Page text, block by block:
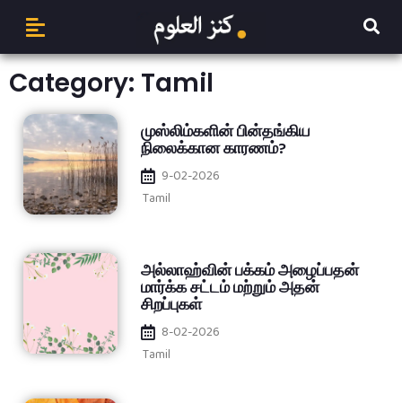
Category: Tamil
முஸ்லிம்களின் பின்தங்கிய
நிலைக்கான காரணம்?
9-02-2026
Tamil
அல்லாஹ்வின் பக்கம் அழைப்பதன்
மார்க்க சட்டம் மற்றும் அதன்
சிறப்புகள்
8-02-2026
Tamil